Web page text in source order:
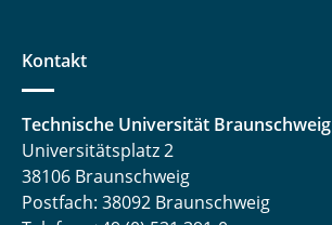
Kontakt
Technische Universität Braunschweig
Universitätsplatz 2
38106 Braunschweig
Postfach: 38092 Braunschweig